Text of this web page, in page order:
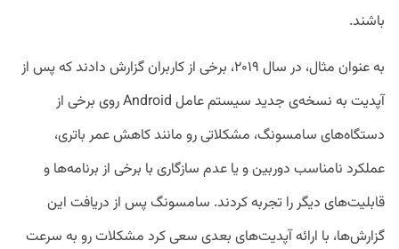
باشند.
به عنوان مثال، در سال ۲۰۱۹، برخی از کاربران گزارش دادند که پس از
آپدیت به نسخه‌ی جدید سیستم عامل Android روی برخی از
دستگاه‌های سامسونگ، مشکلاتی رو مانند کاهش عمر باتری،
عملکرد نامناسب دوربین و یا عدم سازگاری با برخی از برنامه‌ها و
قابلیت‌های دیگر را تجربه کردند. سامسونگ پس از دریافت این
گزارش‌ها، با ارائه آپدیت‌های بعدی سعی کرد مشکلات رو به سرعت